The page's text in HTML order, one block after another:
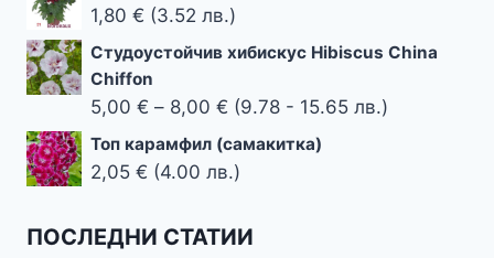
1,80 € (3.52 лв.)
Студоустойчив хибискус Hibiscus China
Chiffon
5,00 € – 8,00 € Price
range:
5,00 €
8,00 €
(9.78 - 15.65 лв.)
Топ карамфил (самакитка)
2,05 € (4.00 лв.)
ПОСЛЕДНИ СТАТИИ